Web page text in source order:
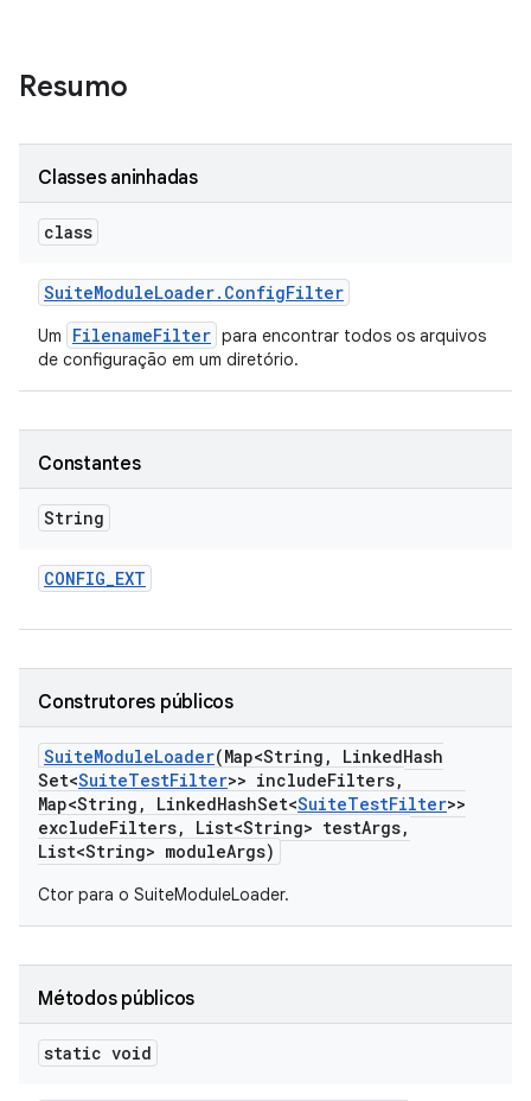
Resumo
Classes aninhadas
class
SuiteModuleLoader. ConfigFilter
Um FilenameFilter para encontrar todos os arquivos
de configuração em um diretório.
Constantes
String
CONFIG_EXT
Construtores públicos
SuiteModuleLoader(Map<String , LinkedHash
Set<SuiteTestFilter>> includeFilters,
Map<String , LinkedHashSet<SuiteTestFilter>>
excludeFilters, List<String> testArgs,
List<String> moduleArgs)
Ctor para o SuiteModuleLoader.
Métodos públicos
static void